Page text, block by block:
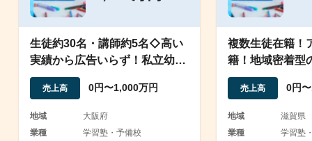
生徒約30名・講師約5名◇高い
実績から広告いらず！私立幼稚
園・小学生向け受験塾
売上高 0円〜1,000万円
地域
大阪府
業種
学習塾・予備校
複数生徒在籍！
籍！地域密着型
渡
売上高 0円
地域
滋賀県
業種
学習塾